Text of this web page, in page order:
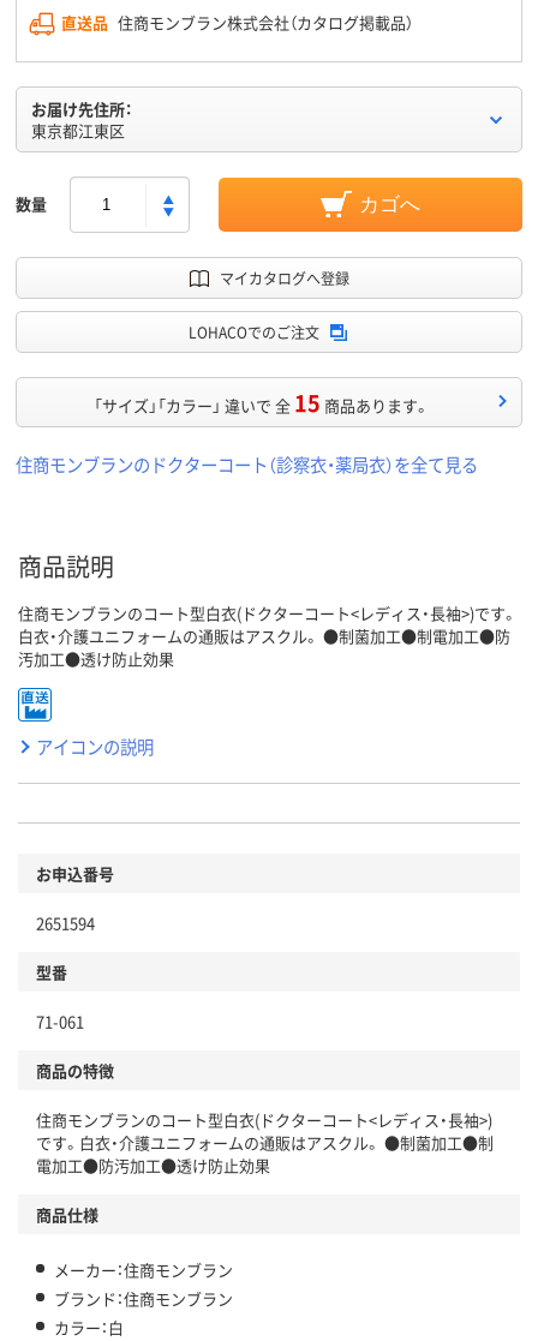
直送品 住商モンブラン株式会社（カタログ掲載品）
お届け先住所：
東京都江東区
数量 カゴへ
マイカタログへ登録
LOHACOでのご注文
「サイズ」「カラー」 違いで 全 15 商品あります。
住商モンブランのドクターコート（診察衣・薬局衣）を全て見る
商品説明
住商モンブランのコート型白衣(ドクターコート<レディス・長袖>)です。
白衣・介護ユニフォームの通販はアスクル。 ●制菌加工●制電加工●防
汚加工●透け防止効果
アイコンの説明
お申込番号
2651594
型番
71-061
商品の特徴
住商モンブランのコート型白衣(ドクターコート<レディス・長袖>)
です。白衣・介護ユニフォームの通販はアスクル。 ●制菌加工●制
電加工●防汚加工●透け防止効果
商品仕様
メーカー：住商モンブラン
ブランド：住商モンブラン
カラー：白